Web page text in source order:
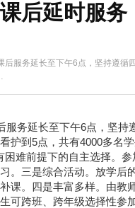
后延时服务
服务延长至下午6点，坚持遵
务延长至下午6点，坚
护到5点，共有4000多名
难前提下的自主选择。
。三是综合活动。放学后
课。四是丰富多样。由教
可跨班、跨年级选择性参加